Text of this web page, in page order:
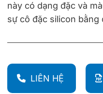
này có dạng đặc và
sự cô đặc silicon bằng
LIÊN HỆ